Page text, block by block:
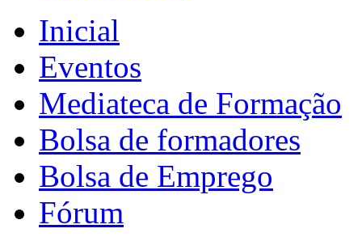
Inicial
Eventos
Mediateca de Formação
Bolsa de formadores
Bolsa de Emprego
Fórum